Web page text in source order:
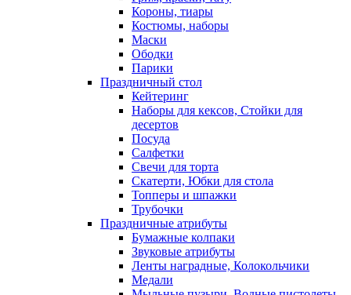
Короны, тиары
Костюмы, наборы
Маски
Ободки
Парики
Праздничный стол
Кейтеринг
Наборы для кексов, Стойки для
десертов
Посуда
Салфетки
Свечи для торта
Скатерти, Юбки для стола
Топперы и шпажки
Трубочки
Праздничные атрибуты
Бумажные колпаки
Звуковые атрибуты
Ленты наградные, Колокольчики
Медали